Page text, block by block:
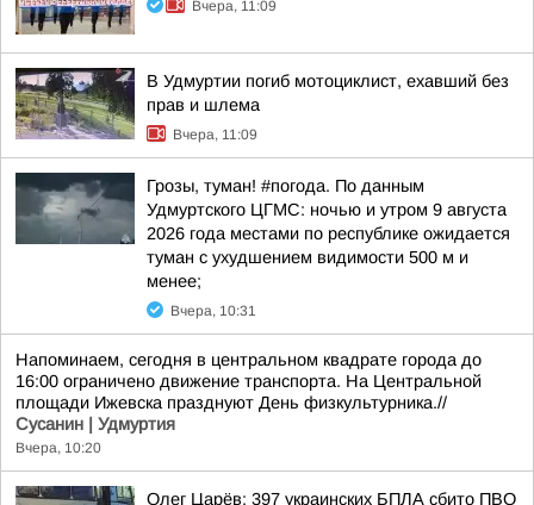
Вчера, 11:09
В Удмуртии погиб мотоциклист, ехавший без
прав и шлема
Вчера, 11:09
Грозы, туман! #погода. По данным
Удмуртского ЦГМС: ночью и утром 9 августа
2026 года местами по республике ожидается
туман с ухудшением видимости 500 м и
менее;
Вчера, 10:31
Напоминаем, сегодня в центральном квадрате города до
16:00 ограничено движение транспорта. На Центральной
площади Ижевска празднуют День физкультурника.//
Сусанин | Удмуртия
Вчера, 10:20
Олег Царёв: 397 украинских БПЛА сбито ПВО